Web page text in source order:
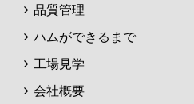
品質管理
ハムができるまで
工場見学
会社概要